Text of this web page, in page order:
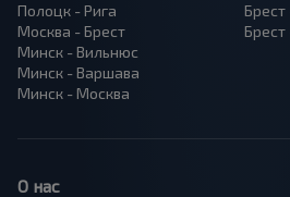
Полоцк - Рига
Москва - Брест
Минск - Вильнюс
Минск - Варшава
Минск - Москва
О нас